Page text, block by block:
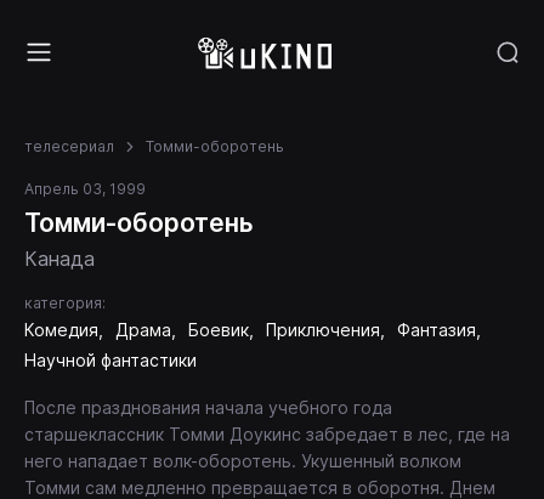
телесериал Томми-оборотень
Апрель 03, 1999
Томми-оборотень
Канада
категория:
Комедия Драма Боевик Приключения
Фантазия
Научной фантастики
После празднования начала учебного года
старшеклассник Томми Доукинс забредает в лес, где на
него нападает волк-оборотень. Укушенный волком
Томми сам медленно превращается в оборотня. Днем